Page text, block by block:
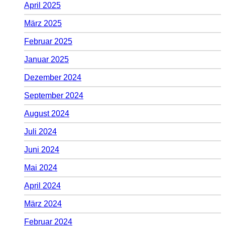
April 2025
März 2025
Februar 2025
Januar 2025
Dezember 2024
September 2024
August 2024
Juli 2024
Juni 2024
Mai 2024
April 2024
März 2024
Februar 2024